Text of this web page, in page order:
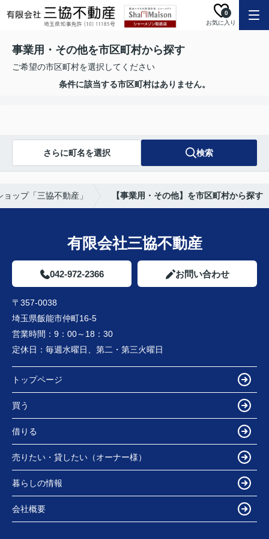
お気に入り
0
事業用・その他を市区町村から探す
ご希望の市区町村を選択してください
条件に該当する市区町村はありません。
さらに町名を選択 検索
ップ「三協不動産」 【事業用・その他】を市区町村から探す
有限会社三協不動産
042-972-2366 お問い合わせ
〒357-0038
埼玉県飯能市仲町16-5
営業時間： 9：00～18：30
定休日： 毎週水曜日、第二・第三火曜日
トップページ
買う
借りる
売りたい・貸したい（オーナー様）
暮らしの情報
会社概要